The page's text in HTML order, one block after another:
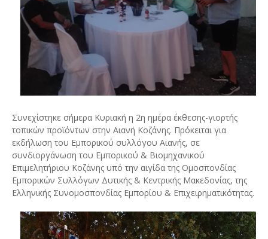
Συνεχίστηκε σήμερα Κυριακή η 2η ημέρα έκθεσης-γιορτής
τοπικών προϊόντων στην Αιανή Κοζάνης. Πρόκειται για
εκδήλωση του Εμπορικού συλλόγου Αιανής, σε
συνδιοργάνωση του Εμπορικού & Βιομηχανικού
Επιμελητήριου Κοζάνης υπό την αιγίδα της Ομοσπονδίας
Εμπορικών Συλλόγων Δυτικής & Κεντρικής Μακεδονίας, της
Ελληνικής Συνομοσπονδίας Εμπορίου & Επιχειρηματικότητας.